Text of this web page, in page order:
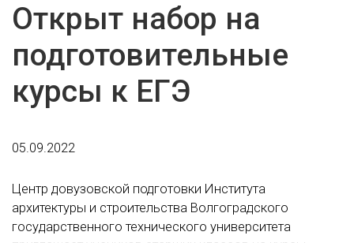
Открыт набор на
подготовительные
курсы к ЕГЭ
05.09.2022
Центр довузовской подготовки Института
архитектуры и строительства Волгоградского
государственного технического университета